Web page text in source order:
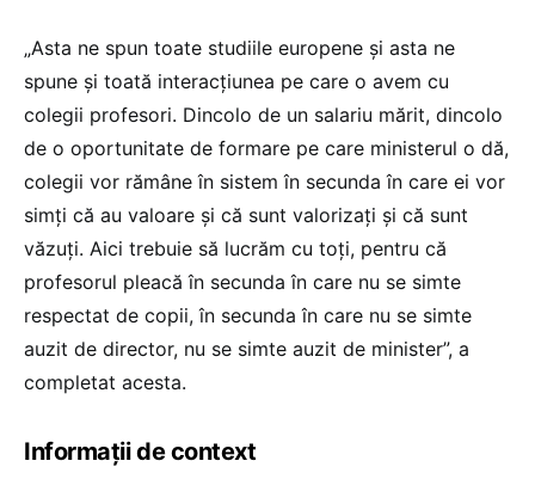
„Asta ne spun toate studiile europene și asta ne
spune și toată interacțiunea pe care o avem cu
colegii profesori. Dincolo de un salariu mărit, dincolo
de o oportunitate de formare pe care ministerul o dă,
colegii vor rămâne în sistem în secunda în care ei vor
simți că au valoare și că sunt valorizați și că sunt
văzuți. Aici trebuie să lucrăm cu toți, pentru că
profesorul pleacă în secunda în care nu se simte
respectat de copii, în secunda în care nu se simte
auzit de director, nu se simte auzit de minister”, a
completat acesta.
Informații de context